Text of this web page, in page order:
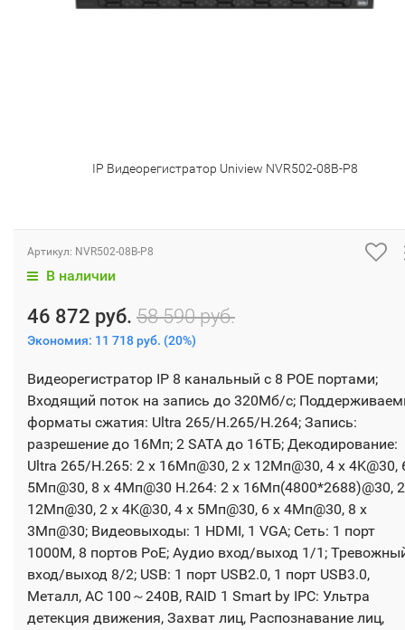
IP Видеорегистратор Uniview NVR502-08B-P8
Артикул: NVR502-08B-P8
В наличии
46 872 руб. 58 590 руб.
Экономия: 11 718 руб. (20%)
Видеорегистратор IP 8 канальный с 8 POE портами;
Входящий поток на запись до 320Мб/с;
форматы сжатия: Ultra 265/H.265/H.264; Запись:
разрешение до 16Мп; 2 SATA до 16ТБ; Декодирование:
Ultra 265/H.265: 2 x 16Мп@30, 2 x 12Мп@30, 4 x 4K@30,
5Мп@30, 8 x 4Мп@30 H.264: 2 x 16Мп(4800*2688)@30,
12Мп@30, 2 x 4K@30, 4 x 5Мп@30, 6 x 4Мп@30, 8 x
3Мп@30; Видеовыходы: 1 HDMI, 1 VGA; Сеть: 1 порт
1000М, 8 портов PoE; Аудио вход/выход 1/1;
вход/выход 8/2; USB: 1 порт USB2.0, 1 порт USB3.0,
Металл, AC 100～240В, RAID 1 Smart by IPC: Ультра
детекция движения, Захват лиц, Распознавание лиц,